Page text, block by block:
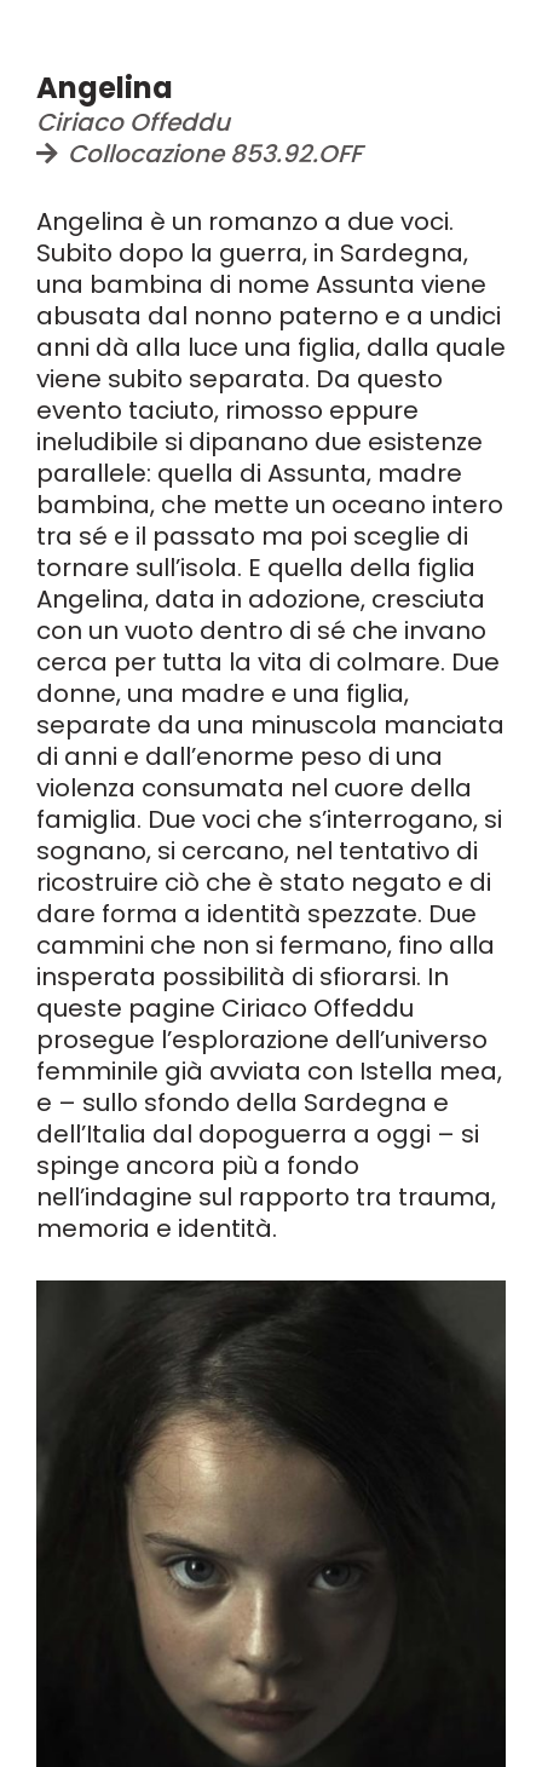
Angelina
Ciriaco Offeddu
Collocazione 853.92.OFF
Angelina è un romanzo a due voci.
Subito dopo la guerra, in Sardegna,
una bambina di nome Assunta viene
abusata dal nonno paterno e a undici
anni dà alla luce una figlia, dalla quale
viene subito separata. Da questo
evento taciuto, rimosso eppure
ineludibile si dipanano due esistenze
parallele: quella di Assunta, madre
bambina, che mette un oceano intero
tra sé e il passato ma poi sceglie di
tornare sull’isola. E quella della figlia
Angelina, data in adozione, cresciuta
con un vuoto dentro di sé che invano
cerca per tutta la vita di colmare. Due
donne, una madre e una figlia,
separate da una minuscola manciata
di anni e dall’enorme peso di una
violenza consumata nel cuore della
famiglia. Due voci che s’interrogano, si
sognano, si cercano, nel tentativo di
ricostruire ciò che è stato negato e di
dare forma a identità spezzate. Due
cammini che non si fermano, fino alla
insperata possibilità di sfiorarsi. In
queste pagine Ciriaco Offeddu
prosegue l’esplorazione dell’universo
femminile già avviata con Istella mea,
e – sullo sfondo della Sardegna e
dell’Italia dal dopoguerra a oggi – si
spinge ancora più a fondo
nell’indagine sul rapporto tra trauma,
memoria e identità.